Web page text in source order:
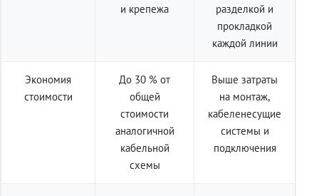
и крепежа
разделкой и
прокладкой
каждой линии
Экономия
стоимости
До 30 % от
общей
стоимости
аналогичной
кабельной
схемы
Выше затраты
на монтаж,
кабеленесущие
системы и
подключения